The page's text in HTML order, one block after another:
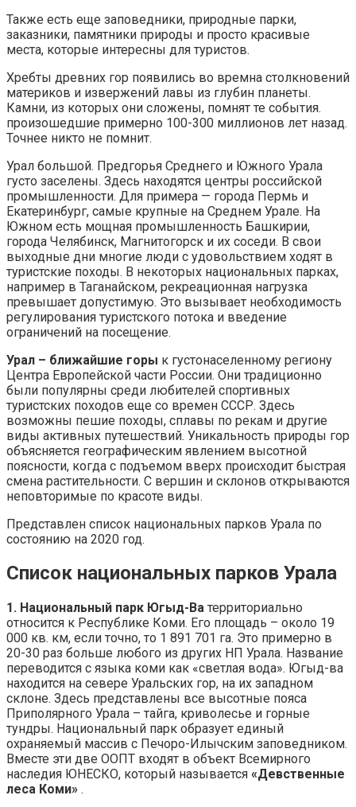
Также есть еще заповедники, природные парки,
заказники, памятники природы и просто красивые
места, которые интересны для туристов.
Хребты древних гор появились во времна столкновений
материков и извержений лавы из глубин планеты.
Камни, из которых они сложены, помнят те события.
произошедшие примерно 100-300 миллионов лет назад.
Точнее никто не помнит.
Урал большой. Предгорья Среднего и Южного Урала
густо заселены. Здесь находятся центры российской
промышленности. Для примера — города Пермь и
Екатеринбург, самые крупные на Среднем Урале. На
Южном есть мощная промышленность Башкирии,
города Челябинск, Магнитогорск и их соседи. В свои
выходные дни многие люди с удовольствием ходят в
туристские походы. В некоторых национальных парках,
например в Таганайском, рекреационная нагрузка
превышает допустимую. Это вызывает необходимость
регулирования туристского потока и введение
ограничений на посещение.
Урал – ближайшие горы к густонаселенному региону
Центра Европейской части России. Они традиционно
были популярны среди любителей спортивных
туристских походов еще со времен СССР. Здесь
возможны пешие походы, сплавы по рекам и другие
виды активных путешествий. Уникальность природы гор
объясняется географическим явлением высотной
поясности, когда с подъемом вверх происходит быстрая
смена растительности. С вершин и склонов открываются
неповторимые по красоте виды.
Представлен список национальных парков Урала по
состоянию на 2020 год.
Список национальных парков Урала
1. Национальный парк Югыд-Ва территориально
относится к Республике Коми. Его площадь – около 19
000 кв. км, если точно, то 1 891 701 га. Это примерно в
20-30 раз больше любого из других НП Урала. Название
переводится с языка коми как «светлая вода». Югыд-ва
находится на севере Уральских гор, на их западном
склоне. Здесь представлены все высотные пояса
Приполярного Урала – тайга, криволесье и горные
тундры. Национальный парк образует единый
охраняемый массив с Печоро-Илычским заповедником.
Вместе эти две ООПТ входят в объект Всемирного
наследия ЮНЕСКО, который называется «Девственные
леса Коми» .